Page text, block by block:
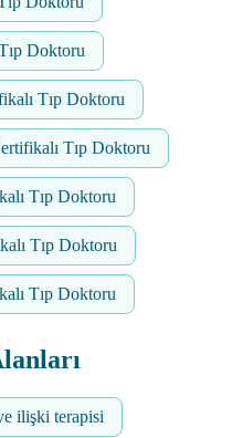
Doktoru
Tıp Doktoru
Tıp Doktoru
Tıp Doktoru
Tıp Doktoru
Tıp Doktoru
ilişki terapisi